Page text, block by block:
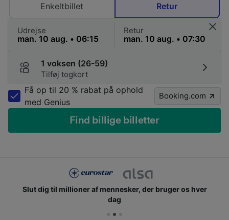
Enkeltbillet
Retur
Udrejse Retur
1 voksen (26-59)
Tilføj togkort
Få op til 20 % rabat på ophold
med Genius
Booking.com
Find billige billetter
Slut dig til millioner af mennesker, der bruger os hver
dag